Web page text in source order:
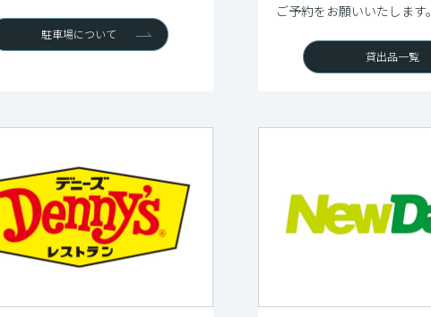
駐車場について
ご予約をお願いいたします。
貸出品一覧